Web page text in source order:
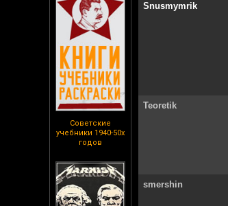
Советские
учебники 1940-50х
годов
Snusmymrik
Teoretik
smershin